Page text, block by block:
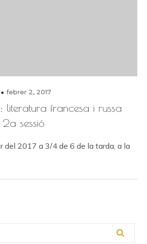
febrer 2, 2017
literatura francesa i russa
sessió
del 2017 a 3/4 de 6 de la tarda, a la